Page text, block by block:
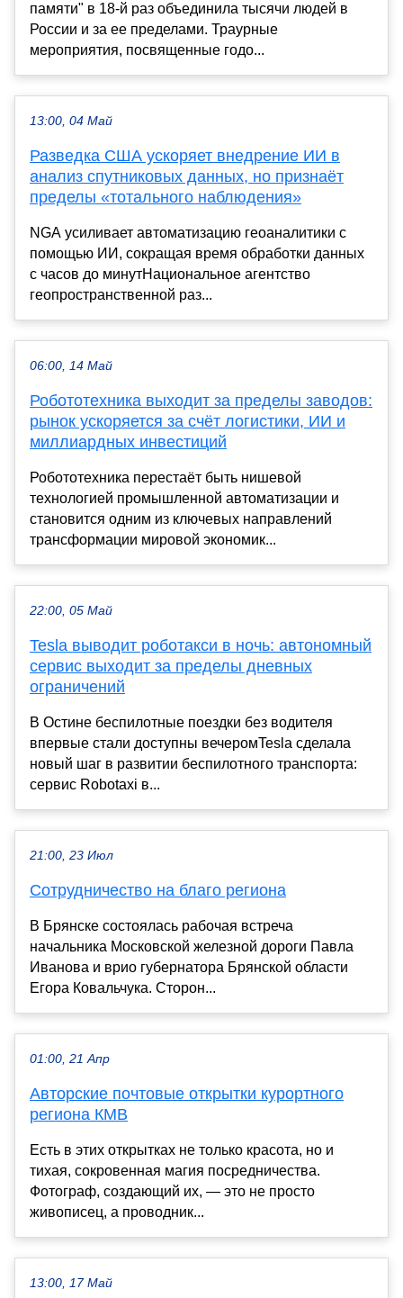
памяти" в 18-й раз объединила тысячи людей в
России и за ее пределами. Траурные
мероприятия, посвященные годо...
13:00, 04 Май
Разведка США ускоряет внедрение ИИ в
анализ спутниковых данных, но признаёт
пределы «тотального наблюдения»
NGA усиливает автоматизацию геоаналитики с
помощью ИИ, сокращая время обработки данных
с часов до минутНациональное агентство
геопространственной раз...
06:00, 14 Май
Робототехника выходит за пределы заводов:
рынок ускоряется за счёт логистики, ИИ и
миллиардных инвестиций
Робототехника перестаёт быть нишевой
технологией промышленной автоматизации и
становится одним из ключевых направлений
трансформации мировой экономик...
22:00, 05 Май
Tesla выводит роботакси в ночь: автономный
сервис выходит за пределы дневных
ограничений
В Остине беспилотные поездки без водителя
впервые стали доступны вечеромTesla сделала
новый шаг в развитии беспилотного транспорта:
сервис Robotaxi в...
21:00, 23 Июл
Сотрудничество на благо региона
В Брянске состоялась рабочая встреча
начальника Московской железной дороги Павла
Иванова и врио губернатора Брянской области
Егора Ковальчука. Сторон...
01:00, 21 Апр
Авторские почтовые открытки курортного
региона КМВ
Есть в этих открытках не только красота, но и
тихая, сокровенная магия посредничества.
Фотограф, создающий их, — это не просто
живописец, а проводник...
13:00, 17 Май